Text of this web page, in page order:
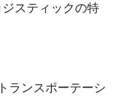
スティックの特
ランスポーテーシ